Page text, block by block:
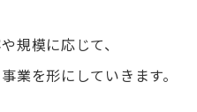
規模に応じて、
業を形にしていきます。